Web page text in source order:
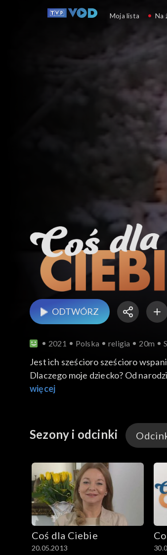
ODTWÓRZ
2021 Polska religia 20m
Jest ich sześcioro sześcioro
Dlaczego moje dziecko? Od
sprzedaje najlepsze frytki - minęło
więcej
Sezony i odcinki
Coś dla Ciebie
20.05.2013
Moja lista Na